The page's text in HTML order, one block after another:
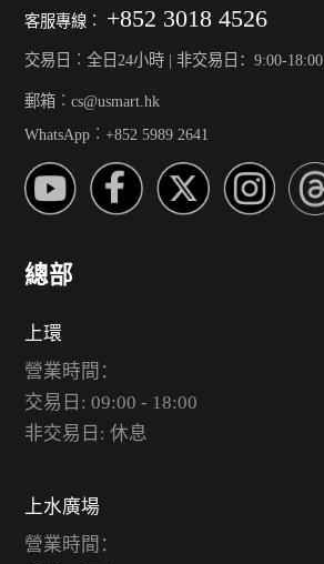
客服專線︰ +852 3018 4526
交易日︰全日24小時 | 非交易日：9:00-18:00
郵箱︰cs@usmart.hk
WhatsApp︰+852 5989 2641
總部
上環
營業時間：
交易日: 09:00 - 18:00
非交易日: 休息
上水廣場
營業時間：